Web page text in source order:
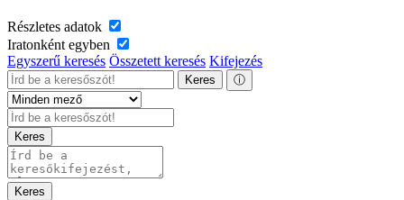
Részletes adatok
Iratonként egyben
Egyszerű keresés Összetett keresés Kifejezés
Keres ⓘ
Keres
Keres